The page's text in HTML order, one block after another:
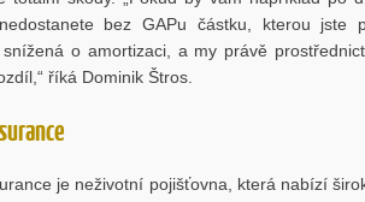
bez GAPu částku, kterou jste
o amortizaci, a my právě
říká Dominik Štros.
je neživotní pojišťovna, která nabízí